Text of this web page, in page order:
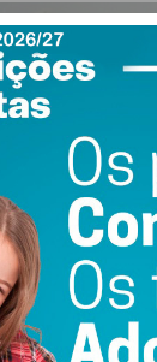
PAÇOS DE
27
DOM
28
SEG